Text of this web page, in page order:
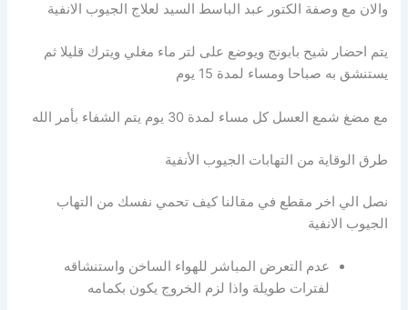
والان مع وصفة الكتور عبد الباسط السيد لعلاج الجيوب الانفية
يتم احضار شيح بابونج ويوضع على لتر ماء مغلي ويترك قليلا ثم
يستنشق به صباحا ومساء لمدة 15 يوم
مع مضغ شمع العسل كل مساء لمدة 30 يوم يتم الشفاء بأمر الله
طرق الوقاية من التهابات الجيوب الأنفية
نصل الي اخر مقطع في مقالنا كيف تحمي نفسك من التهاب
الجيوب الانفية
عدم التعرض المباشر للهواء الساخن واستنشاقه
لفترات طويلة واذا لزم الخروج يكون بكمامه